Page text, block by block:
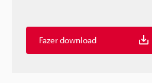
Fazer download